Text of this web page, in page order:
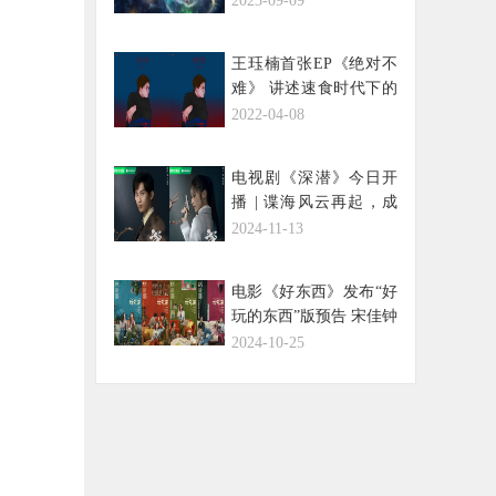
王珏楠首张EP《绝对不
难》 讲述速食时代下的
三种不同爱情心绪
2022-04-08
电视剧《深潜》今日开
播 | 谍海风云再起，成
毅颖儿以身赴局智破重
2024-11-13
电影《好东西》发布“好
玩的东西”版预告 宋佳钟
楚曦两极相遇挑战新型
2024-10-25